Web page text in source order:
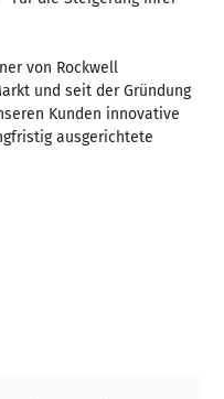
von Rockwell
und seit der Gründung
Kunden innovative
ausgerichtete